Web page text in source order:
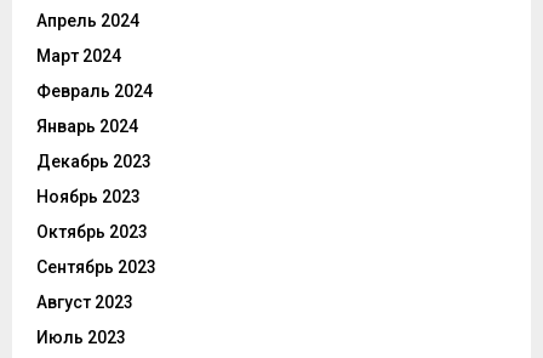
Апрель 2024
Март 2024
Февраль 2024
Январь 2024
Декабрь 2023
Ноябрь 2023
Октябрь 2023
Сентябрь 2023
Август 2023
Июль 2023